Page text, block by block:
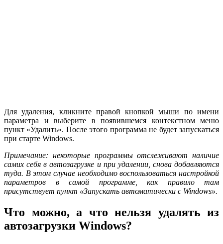
Для удаления, кликните правой кнопкой мыши по имени
параметра и выберите в появившемся контекстном меню
пункт «Удалить». После этого программа не будет запускаться
при старте Windows.
Примечание: некоторые программы отслеживают наличие
самих себя в автозагрузке и при удалении, снова добавляются
туда. В этом случае необходимо воспользоваться настройкой
параметров в самой программе, как правило там
присутствует пункт «Запускать автоматически с Windows».
Что можно, а что нельзя удалять из
автозагрузки Windows?